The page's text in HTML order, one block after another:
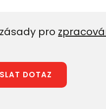
pro
DOTAZ